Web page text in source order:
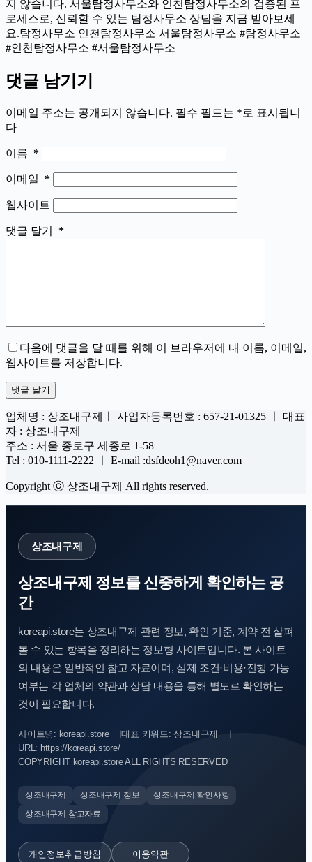
지 않습니다. 서울탐정사무소와 인천탐정사무소의 검증된 프
로세스로, 신뢰할 수 있는 탐정사무소 상담을 지금 받아보세
요.탐정사무소 인천탐정사무소 서울탐정사무소 #탐정사무소
#인천탐정사무소 #서울탐정사무소
댓글 남기기
이메일 주소는 공개되지 않습니다. 필수 필드는 *로 표시됩니
다
이름 *
이메일 *
웹사이트
댓글 달기 *
다음에 댓글을 달 때를 위해 이 브라우저에 내 이름, 이메일,
웹사이트를 저장합니다.
댓글 달기
업체명 : 상조내구제ㅣ 사업자등록번호 : 657-21-01325 ㅣ 대표
자 : 상조내구제
주소 : 서울 종로구 세종로 1-58
Tel : 010-1111-2222 ㅣ E-mail :dsfdeoh1@naver.com
Copyright ⓒ 상조내구제 All rights reserved.
상조내구제
상조내구제 정보를 신중하게 확인하는 공
간
koreapi.store는 상조내구제 관련 정보, 확인 기준, 계약 전 살펴
볼 수 있는 항목을 정리하는 정보형 사이트입니다. 본 사이트
의 내용은 일반적인 참고 자료이며, 실제 조건·비용·진행 가능
여부는 각 업체의 약관과 상담 내용을 통해 별도로 확인하는
것이 필요합니다.
사이트명: koreapi.store
대표 키워드: 상조내구제
URL: https://koreapi.store/
COPYRIGHT koreapi.store ALL RIGHTS RESERVED
상조내구제 상조내구제 정보
상조내구제 확인사항
상조내구제 참고자료
개인정보취급방침 이용약관